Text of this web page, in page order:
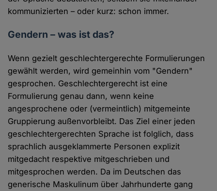
kommunizierten – oder kurz: schon immer.
Gendern – was ist das?
Wenn gezielt geschlechtergerechte Formulierungen
gewählt werden, wird gemeinhin vom "Gendern"
gesprochen. Geschlechtergerecht ist eine
Formulierung genau dann, wenn keine
angesprochene oder (vermeintlich) mitgemeinte
Gruppierung außenvorbleibt. Das Ziel einer jeden
geschlechtergerechten Sprache ist folglich, dass
sprachlich ausgeklammerte Personen explizit
mitgedacht respektive mitgeschrieben und
mitgesprochen werden. Da im Deutschen das
generische Maskulinum über Jahrhunderte gang